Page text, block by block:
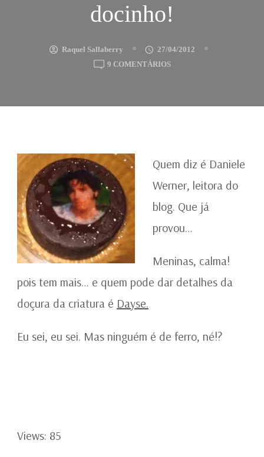
docinho!
Raquel Sallaberry
27/04/2012
9 COMENTÁRIOSEM
UM
Quem diz é Daniele
Werner, leitora do
blog. Que já
provou…
Meninas, calma!
pois tem mais… e quem pode dar detalhes da
doçura da criatura é Dayse.
Eu sei, eu sei. Mas ninguém é de ferro, né!?
Views: 85